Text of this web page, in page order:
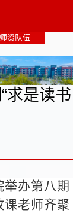
师资队伍
求是读书
办第八期
课老师齐聚